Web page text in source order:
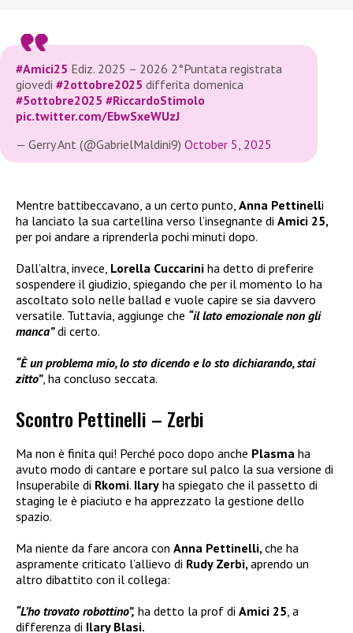
#Amici25 Ediz. 2025 – 2026 2°Puntata registrata
giovedi #2ottobre2025 differita domenica
#5ottobre2025 #RiccardoStimolo
pic.twitter.com/EbwSxeWUzJ
— Gerry Ant (@GabrielMaldini9) October 5, 2025
Mentre battibeccavano, a un certo punto, Anna Pettinelli
ha lanciato la sua cartellina verso l’insegnante di Amici 25,
per poi andare a riprenderla pochi minuti dopo.
Dall’altra, invece, Lorella Cuccarini ha detto di preferire
sospendere il giudizio, spiegando che per il momento lo ha
ascoltato solo nelle ballad e vuole capire se sia davvero
versatile. Tuttavia, aggiunge che “il lato emozionale non gli
manca”di certo.
“È un problema mio, lo sto dicendo e lo sto dichiarando, stai
zitto”, ha concluso seccata.
Scontro Pettinelli – Zerbi
Ma non è finita qui! Perché poco dopo anche Plasma ha
avuto modo di cantare e portare sul palco la sua versione di
Insuperabile di Rkomi. Ilary ha spiegato che il passetto di
staging le è piaciuto e ha apprezzato la gestione dello
spazio.
Ma niente da fare ancora con Anna Pettinelli, che ha
aspramente criticato l’allievo di Rudy Zerbi, aprendo un
altro dibattito con il collega:
“L’ho trovato robottino”, ha detto la prof di Amici 25 , a
differenza di Ilary Blasi.